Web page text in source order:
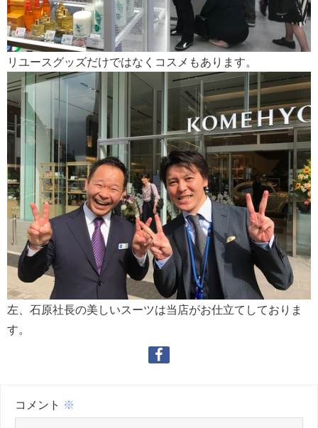
リユースグッズだけではなくコスメもあります。
左、石原社長の美しいスーツは当店がお仕立てしておりま
す。
コメント ※